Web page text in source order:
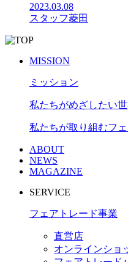
2023.03.08
スタッフ菱田
MISSION
ミッション
私たちがめざしたい
私たちが取り組むフ
ABOUT
NEWS
MAGAZINE
SERVICE
フェアトレード事業
直営店
オンラインショ